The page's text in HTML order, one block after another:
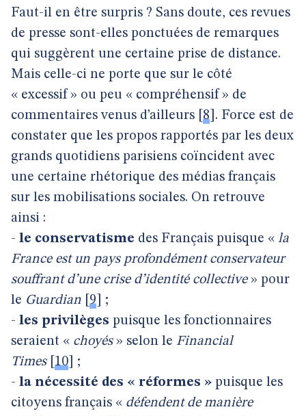
Faut-il en être surpris ? Sans doute, ces revues
de presse sont-elles ponctuées de remarques
qui suggèrent une certaine prise de distance.
Mais celle-ci ne porte que sur le côté
« excessif » ou peu « compréhensif » de
commentaires venus d’ailleurs 8 . Force est de
constater que les propos rapportés par les deux
grands quotidiens parisiens coïncident avec
une certaine rhétorique des médias français
sur les mobilisations sociales. On retrouve
ainsi :
- le conservatisme des Français puisque « la
France est un pays profondément conservateur
souffrant d’une crise d’identité collective» pour
le Guardian 9
;
- les privilèges puisque les fonctionnaires
seraient « choyés» selon le Financial
Times[ 10
;
- la nécessité des « réformes » puisque les
citoyens français « défendent de manière